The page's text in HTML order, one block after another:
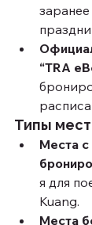
“TRA
Типы мест
Места с
я для
Kuang.
Места